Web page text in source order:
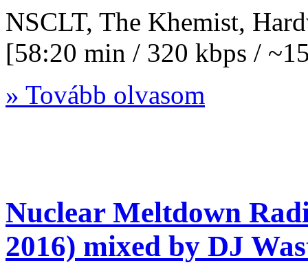
NSCLT, The Khemist,
[58:20 min / 320 kbps /
» Tovább olvasom
Nuclear Meltdown
2016) mixed by DJ